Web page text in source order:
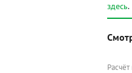
здесь.